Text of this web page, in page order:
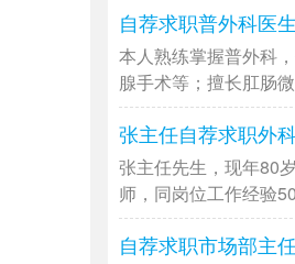
自荐求职普外科医生
本人熟练掌握普外科
腺手术等；擅长肛肠
张主任自荐求职外
张主任先生，现年80
师，同岗位工作经验
自荐求职市场部主